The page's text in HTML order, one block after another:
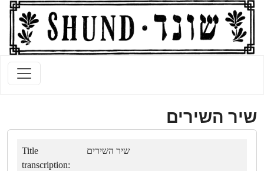
שיר השירים
Title
transcription:
שיר השירים